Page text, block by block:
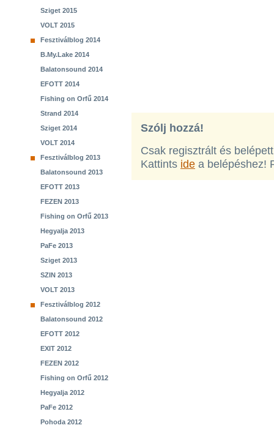
Sziget 2015
VOLT 2015
Fesztiválblog 2014
B.My.Lake 2014
Balatonsound 2014
EFOTT 2014
Fishing on Orfű 2014
Strand 2014
Sziget 2014
VOLT 2014
Fesztiválblog 2013
Balatonsound 2013
EFOTT 2013
FEZEN 2013
Fishing on Orfű 2013
Hegyalja 2013
PaFe 2013
Sziget 2013
SZIN 2013
VOLT 2013
Fesztiválblog 2012
Balatonsound 2012
EFOTT 2012
EXIT 2012
FEZEN 2012
Fishing on Orfű 2012
Hegyalja 2012
PaFe 2012
Pohoda 2012
Szólj hozzá!
Csak regisztrált és
Kattints ide a belépéshez!